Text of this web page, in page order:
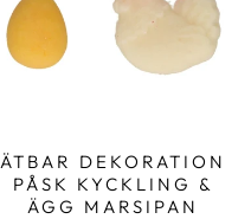
ÄTBAR DEKORATION
PÅSK KYCKLING &
ÄGG MARSIPAN